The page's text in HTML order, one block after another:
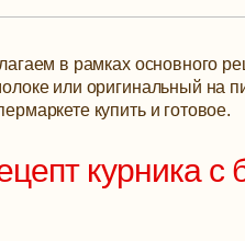
в рамках основного
или оригинальный на
купить и готовое.
курника с